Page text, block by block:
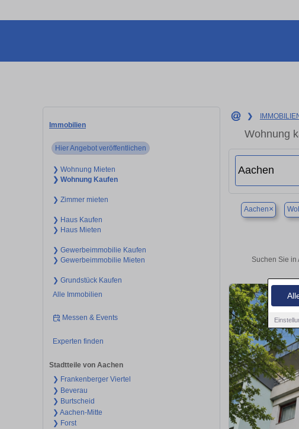
Immobilien
Hier Angebot veröffentlichen
❯ Wohnung Mieten
❯ Wohnung Kaufen
❯ Zimmer mieten
❯ Haus Kaufen
❯ Haus Mieten
❯ Gewerbeimmobilie Kaufen
❯ Gewerbeimmobilie Mieten
❯ Grundstück Kaufen
Alle Immobilien
Messen & Events
Experten finden
Stadtteile von Aachen
❯ Frankenberger Viertel
❯ Beverau
❯ Burtscheid
❯ Aachen-Mitte
❯ Forst
❯
Wohnung
Aachen×
Suchen Sie